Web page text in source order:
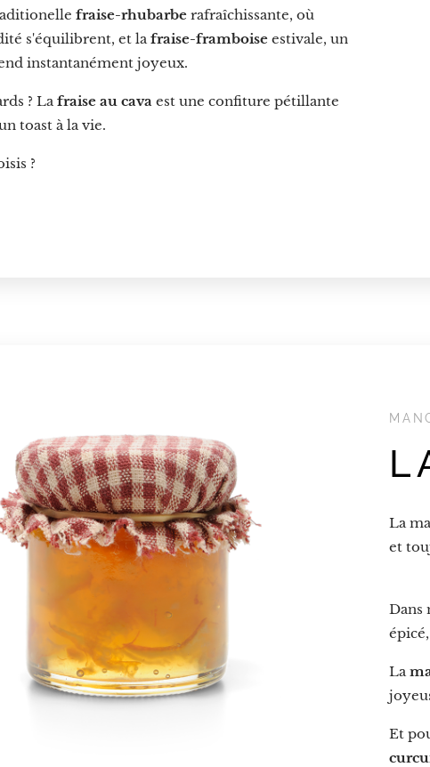
fraise-rhubarbe rafraîchissante, où
s'équilibrent, et lafraise-framboise estivale, un
instantanément joyeux.
? Lafraise au cava est une confiture pétillante
toast à la vie.
?
La
et
Dans
La
Et